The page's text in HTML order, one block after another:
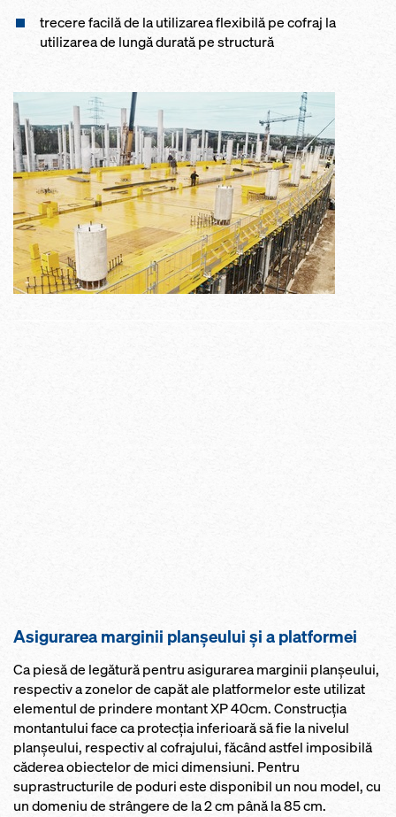
trecere facilă de la utilizarea flexibilă pe cofraj la
utilizarea de lungă durată pe structură
Asigurarea marginii planşeului şi a platformei
Ca piesă de legătură pentru asigurarea marginii planşeului,
respectiv a zonelor de capăt ale platformelor este utilizat
elementul de prindere montant XP 40cm. Construcţia
montantului face ca protecţia inferioară să fie la nivelul
planșeului, respectiv al cofrajului, făcând astfel imposibilă
căderea obiectelor de mici dimensiuni. Pentru
suprastructurile de poduri este disponibil un nou model, cu
un domeniu de strângere de la 2 cm până la 85 cm.